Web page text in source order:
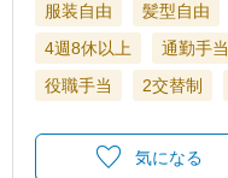
服装自由 髪型自由
4週8休以上
通勤手当
役職手当
2交替制
気になる